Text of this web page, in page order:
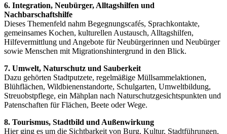
6. Integration, Neubürger, Alltagshilfen und
Nachbarschaftshilfe
Dieses Themenfeld nahm Begegnungscafés, Sprachkontakte,
gemeinsames Kochen, kulturellen Austausch, Alltagshilfen,
Hilfevermittlung und Angebote für Neubürgerinnen und Neubürger
sowie Menschen mit Migrationshintergrund in den Blick.
7. Umwelt, Naturschutz und Sauberkeit
Dazu gehörten Stadtputzete, regelmäßige Müllsammelaktionen,
Blühflächen, Wildbienenstandorte, Schulgarten, Umweltbildung,
Streuobstpflege, ein Mähplan nach Naturschutzgesichtspunkten und
Patenschaften für Flächen, Beete oder Wege.
8. Tourismus, Stadtbild und Außenwirkung
Hier ging es um die Sichtbarkeit von Burg, Kultur, Stadtführungen,